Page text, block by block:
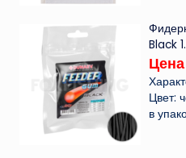
Black
Цена
Цвет:
в